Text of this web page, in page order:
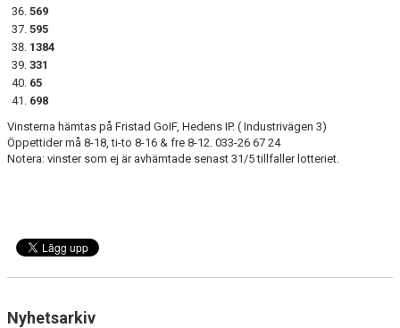
569
595
1384
331
65
698
Vinsterna hämtas på Fristad GoIF, Hedens IP. ( Industrivägen 3)
Öppettider må 8-18, ti-to 8-16 & fre 8-12. 033-26 67 24
Notera: vinster som ej är avhämtade senast 31/5 tillfaller lotteriet.
Nyhetsarkiv